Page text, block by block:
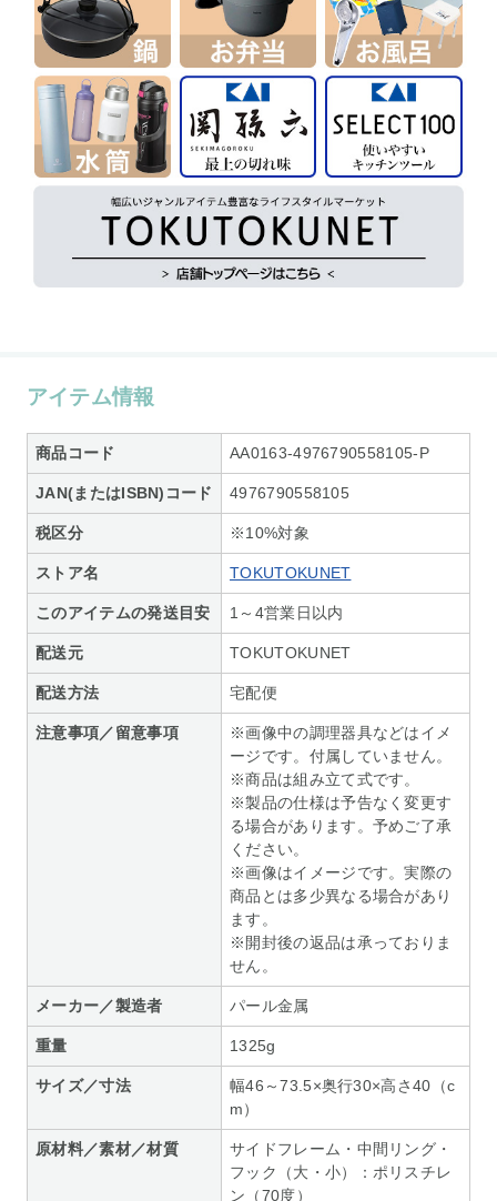
アイテム情報
商品コード AA0163-4976790558105-P
JAN(またはISBN)コード 4976790558105
税区分 ※10%対象
ストア名 TOKUTOKUNET
このアイテムの発送目安 1～4営業日以内
配送元 TOKUTOKUNET
配送方法 宅配便
注意事項／留意事項
※画像中の調理器具などはイメ
ージです。付属していません。
※商品は組み立て式です。
※製品の仕様は予告なく変更す
る場合があります。予めご了承
ください。
※画像はイメージです。実際の
商品とは多少異なる場合があり
ます。
※開封後の返品は承っておりま
せん。
メーカー／製造者 パール金属
重量 1325g
サイズ／寸法
幅46～73.5×奥行30×高さ40（c
m）
原材料／素材／材質
サイドフレーム・中間リング・
フック（大・小）：ポリスチレ
ン（70度）